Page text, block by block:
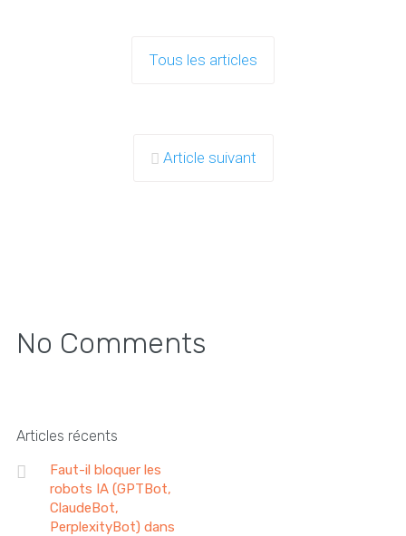
Tous les articles
Article suivant
No Comments
Articles récents
Faut-il bloquer les
robots IA (GPTBot,
ClaudeBot,
PerplexityBot) dans